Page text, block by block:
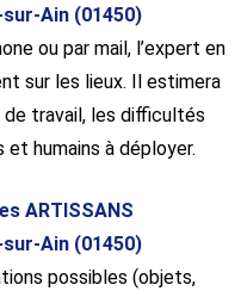
sur-Ain (01450)
ou par mail, l’expert en
sur les lieux. Il estimera
de travail, les difficultés
humains à déployer.
ARTISSANS
sur-Ain (01450)
possibles (objets,